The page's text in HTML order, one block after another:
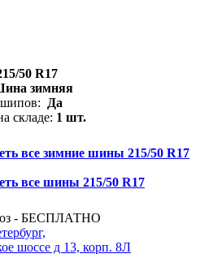
50 R17
зимняя
Да
складе: 1 шт.
все зимние шины 215/50 R17
все шины 215/50 R17
- БЕСПЛАТНО
шоссе д 13, корп. 8Л